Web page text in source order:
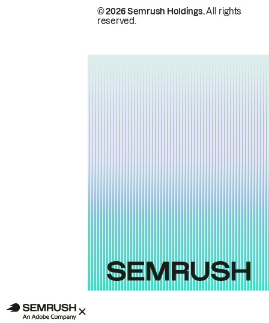
© 2026 Semrush Holdings.All rights
reserved.